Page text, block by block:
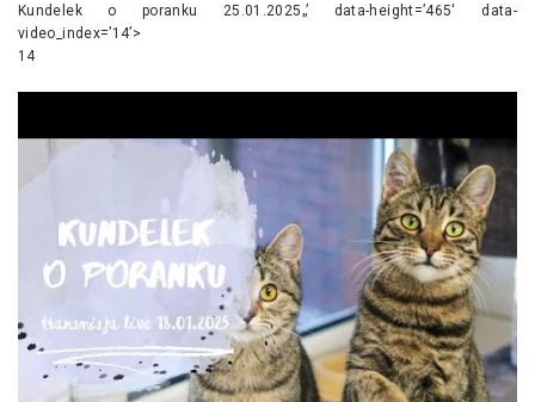
Kundelek o poranku 25.01.2025„’ data-height=’465′ data-
video_index=’14’>
14